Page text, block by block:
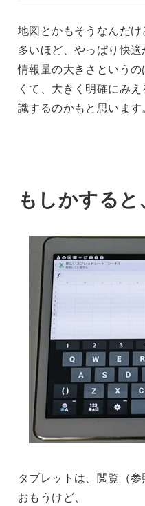
地図とかもそうなんだ
多いほど、やっぱり快適
情報量の大きさという
くて、大きく明確にみ
識するのかもと思います
もしかする
タブレットは、閲覧（
おもうけど、